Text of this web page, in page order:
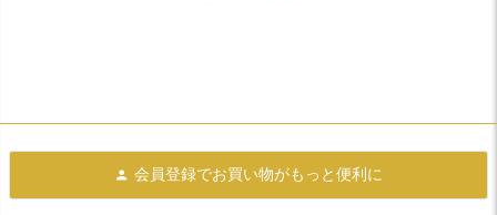
会員登録でお買い物がもっと便利に